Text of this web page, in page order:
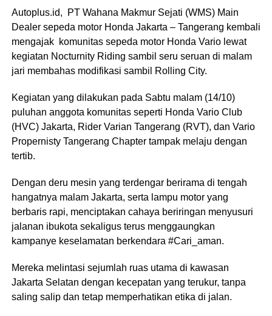
Autoplus.id, PT Wahana Makmur Sejati (WMS) Main
Dealer sepeda motor Honda Jakarta – Tangerang kembali
mengajak komunitas sepeda motor Honda Vario lewat
kegiatan Nocturnity Riding sambil seru seruan di malam
jari membahas modifikasi sambil Rolling City.
Kegiatan yang dilakukan pada Sabtu malam (14/10)
puluhan anggota komunitas seperti Honda Vario Club
(HVC) Jakarta, Rider Varian Tangerang (RVT), dan Vario
Propernisty Tangerang Chapter tampak melaju dengan
tertib.
Dengan deru mesin yang terdengar berirama di tengah
hangatnya malam Jakarta, serta lampu motor yang
berbaris rapi, menciptakan cahaya beriringan menyusuri
jalanan ibukota sekaligus terus menggaungkan
kampanye keselamatan berkendara #Cari_aman.
Mereka melintasi sejumlah ruas utama di kawasan
Jakarta Selatan dengan kecepatan yang terukur, tanpa
saling salip dan tetap memperhatikan etika di jalan.